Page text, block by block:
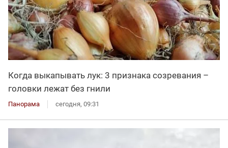
Когда выкапывать лук: 3 признака созревания –
головки лежат без гнили
Панорама сегодня, 09:31